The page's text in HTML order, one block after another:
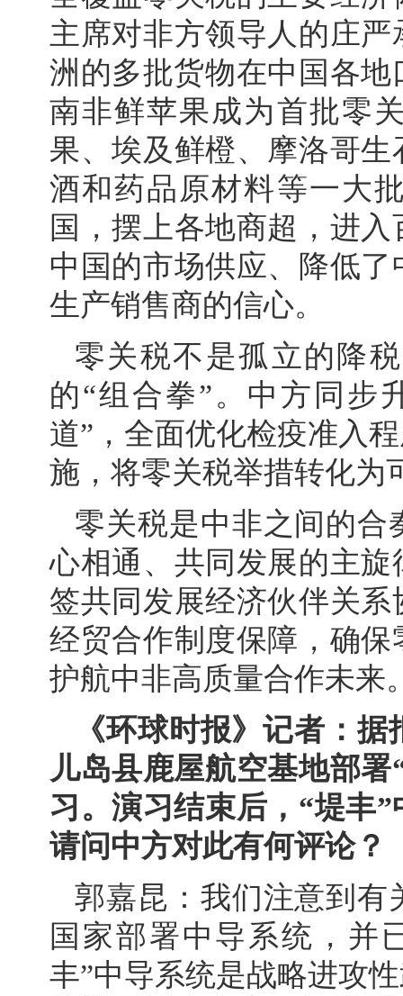
主席对非方领导人的庄
洲的多批货物在中国各
南非鲜苹果成为首批零
果、埃及鲜橙、摩洛哥
酒和药品原材料等一大
国，摆上各地商超，进
中国的市场供应、降低
生产销售商的信心。
零关税不是孤立的降
的“组合拳”。中方同步
道”，全面优化检疫准入
施，将零关税举措转化为
零关税是中非之间的合
心相通、共同发展的主
签共同发展经济伙伴关
经贸合作制度保障，确
护航中非高质量合作未来
《环球时报》记者：
儿岛县鹿屋航空基地部
习。演习结束后，“堤丰
请问中方对此有何评论？
郭嘉昆：我们注意到有
国家部署中导系统，并
丰”中导系统是战略进攻